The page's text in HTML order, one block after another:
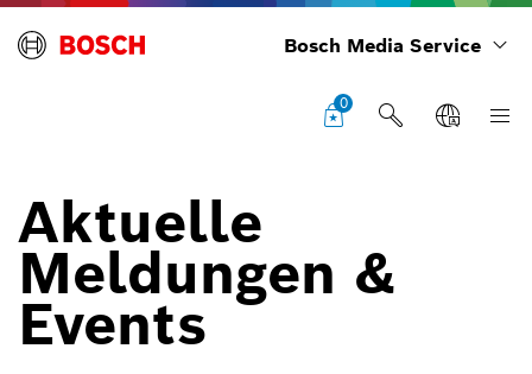
Bosch Media Service
0
Aktuelle
Meldungen &
Events